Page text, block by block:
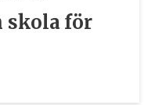
skola för